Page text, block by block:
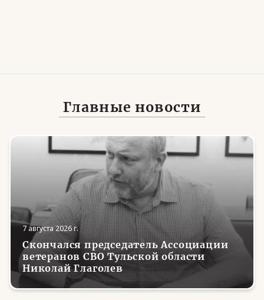
Главные новости
7 августа 2026 г.
Скончался председатель Ассоциации
ветеранов СВО Тульской области
Николай Глаголев